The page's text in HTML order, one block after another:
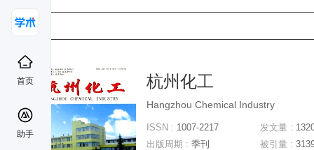
首页
助手
杭州化工
Hangzhou Chemical Industry
ISSN : 1007-2217
出版周期 : 季刊
发文量 :
被引量 :